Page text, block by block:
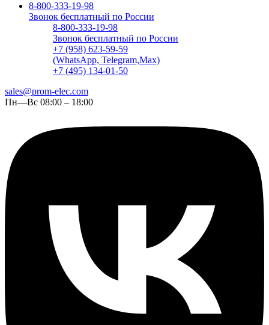
8-800-333-19-98
Звонок бесплатный по России
8-800-333-19-98
Звонок бесплатный по России
+7 (958) 623-59-59
(WhatsApp, Telegram,Max)
+7 (495) 134-01-50
sales@prom-elec.com
Пн—Вс 08:00 – 18:00